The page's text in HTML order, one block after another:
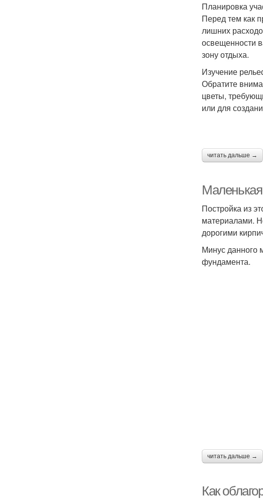
Планировка
Перед тем как
лишних
освещенности
зону отдыха.
Изучение
Обратите
цветы,
или для
читать дальше →
Постройка из
материалами.
дорогими
Минус данного
фундамента.
читать дальше →
Как